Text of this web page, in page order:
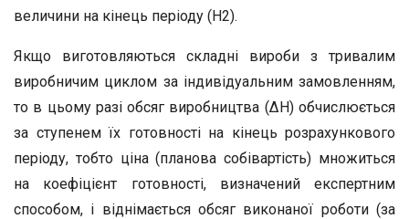
величини на кінець періоду (Н2).
Якщо виготовляються складні вироби з тривалим
виробничим циклом за індивідуальним замовленням,
то в цьому разі обсяг виробництва (ΔН) обчислюється
за ступенем їх готовності на кінець розрахункового
періоду, тобто ціна (планова собівартість) множиться
на коефіцієнт готовності, визначений експертним
способом, і віднімається обсяг виконаної роботи (за